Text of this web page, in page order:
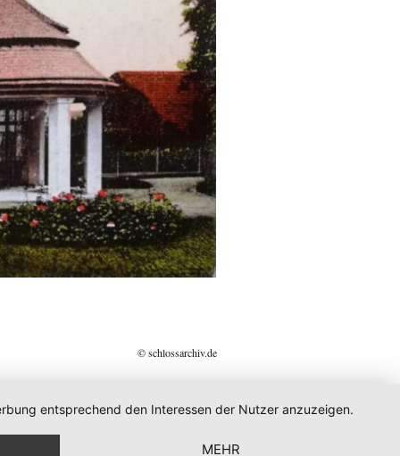
© schlossarchiv.de
entsprechend den Interessen der Nutzer anzuzeigen.
MEHR